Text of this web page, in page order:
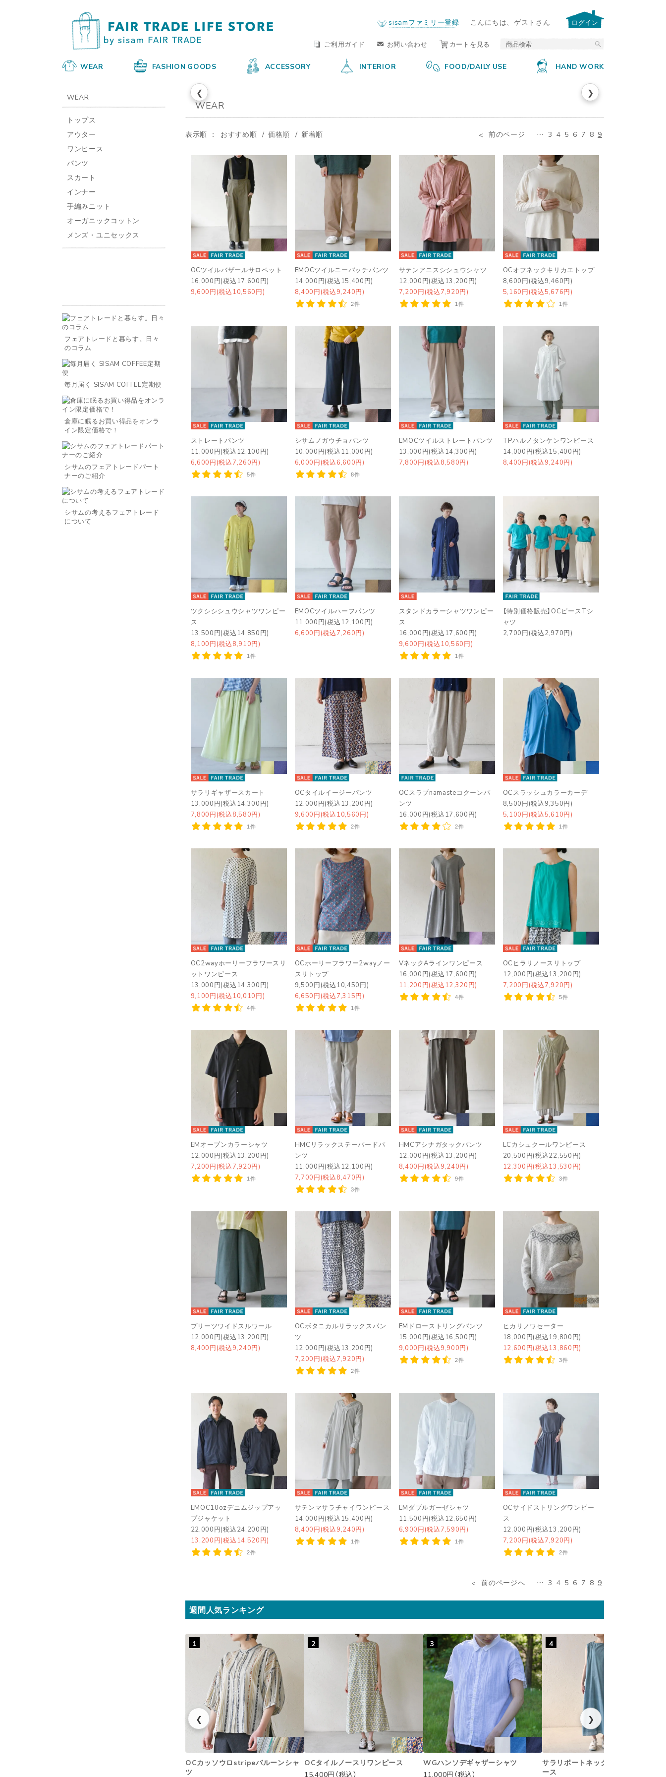
by sisam FAIR TRADE
sisamファミリー登録 こんにちは、ゲストさん ログイン
ご利用ガイド お問い合わせ カートを見る
WEAR FASHION GOODS ACCESSORY INTERIOR FOOD/DAILY USE HAND WORK
❮ ❯
WEAR
表示順 おすすめ順 価格順 新着順 前のページ … 3 4 5 6 7 8 9
OCツイルバザールサロペット
16,000円(税込17,600円)
9,600円(税込10,560円)
EMOCツイルニーパッチパンツ
14,000円(税込15,400円)
8,400円(税込9,240円)
2件
サテンアニスシシュウシャツ
12,000円(税込13,200円)
7,200円(税込7,920円)
1件
OCオフネックキリカエトップ
8,600円(税込9,460円)
5,160円(税込5,676円)
1件
ストレートパンツ
11,000円(税込12,100円)
6,600円(税込7,260円)
5件
シサムノガウチョパンツ
10,000円(税込11,000円)
6,000円(税込6,600円)
8件
EMOCツイルストレートパンツ
13,000円(税込14,300円)
7,800円(税込8,580円)
TPハルノタンケンワンピース
14,000円(税込15,400円)
8,400円(税込9,240円)
ツクシシシュウシャツワンピー
ス
13,500円(税込14,850円)
8,100円(税込8,910円)
1件
EMOCツイルハーフパンツ
11,000円(税込12,100円)
6,600円(税込7,260円)
スタンドカラーシャツワンピー
ス
16,000円(税込17,600円)
9,600円(税込10,560円)
1件
【特別価格販売】OCピースTシ
ャツ
2,700円(税込2,970円)
サラリギャザースカート
13,000円(税込14,300円)
7,800円(税込8,580円)
1件
OCタイルイージーパンツ
12,000円(税込13,200円)
9,600円(税込10,560円)
2件
OCスラブnamasteコクーンパ
ンツ
16,000円(税込17,600円)
2件
OCスラッシュカラーカーデ
8,500円(税込9,350円)
5,100円(税込5,610円)
1件
OC2wayホーリーフラワースリ
ットワンピース
13,000円(税込14,300円)
9,100円(税込10,010円)
4件
OCホーリーフラワー2wayノー
スリトップ
9,500円(税込10,450円)
6,650円(税込7,315円)
1件
VネックAラインワンピース
16,000円(税込17,600円)
11,200円(税込12,320円)
4件
OCヒラリノースリトップ
12,000円(税込13,200円)
7,200円(税込7,920円)
5件
EMオープンカラーシャツ
12,000円(税込13,200円)
7,200円(税込7,920円)
1件
HMCリラックステーパードパ
ンツ
11,000円(税込12,100円)
7,700円(税込8,470円)
3件
HMCアシナガタックパンツ
12,000円(税込13,200円)
8,400円(税込9,240円)
9件
LCカシュクールワンピース
20,500円(税込22,550円)
12,300円(税込13,530円)
3件
プリーツワイドスルワール
12,000円(税込13,200円)
8,400円(税込9,240円)
OCボタニカルリラックスパン
ツ
12,000円(税込13,200円)
7,200円(税込7,920円)
2件
EMドローストリングパンツ
15,000円(税込16,500円)
9,000円(税込9,900円)
2件
ヒカリノワセーター
18,000円(税込19,800円)
12,600円(税込13,860円)
3件
EMOC10ozデニムジップアッ
プジャケット
22,000円(税込24,200円)
13,200円(税込14,520円)
2件
サテンマサラチャイワンピース
14,000円(税込15,400円)
8,400円(税込9,240円)
1件
EMダブルガーゼシャツ
11,500円(税込12,650円)
6,900円(税込7,590円)
1件
OCサイドストリングワンピー
ス
12,000円(税込13,200円)
7,200円(税込7,920円)
2件
前のページへ … 3 4 5 6 7 8 9
週間人気ランキング
❮
1
OCカッソウロstripeバルーンシャ
ツ
2
OCタイルノースリワンピース
15,400円（税込）
3
WGハンソデギャザーシャツ
11,000円（税込）
4
サラリボートネックノースリワンピ
ース
❯
WEAR
トップス
アウター
ワンピース
パンツ
スカート
インナー
手編みニット
オーガニックコットン
メンズ・ユニセックス
フェアトレードと暮らす。日々
のコラム
毎月届く SISAM COFFEE定期便
倉庫に眠るお買い得品をオンラ
イン限定価格で！
シサムのフェアトレードパート
ナーのご紹介
シサムの考えるフェアトレード
について